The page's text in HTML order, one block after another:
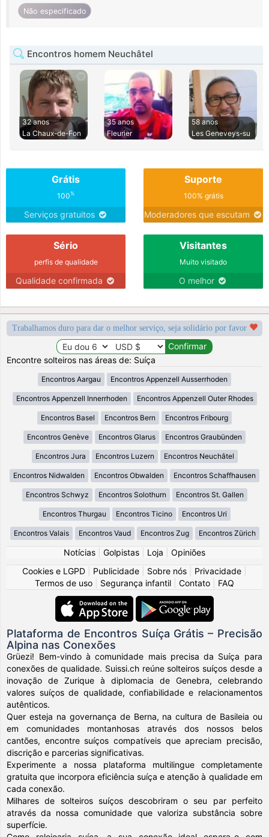
Não especificado
Encontros homem Neuchâtel
32 anos
La Chaux-de-Fon
35 anos
Fleurier
58 anos
Les Geneveys-su
Grátis
100%
Serviços gratuitos
Suporte
100% grátis
Moderadores que escutam
Sério
perfis de qualidade
Qualidade confirmada
Visitantes
Muito visitado
O melhor
Trabalhamos duro para dar o melhor serviço, seja solidário por favor
Encontre solteiros nas áreas de: Suíça
Encontros Aargau Encontros Appenzell Ausserrhoden
Encontros Appenzell Innerrhoden Encontros Appenzell Outer Rhodes
Encontros Basel Encontros Bern Encontros Fribourg
Encontros Genève Encontros Glarus Encontros Graubünden
Encontros Jura Encontros Luzern Encontros Neuchâtel
Encontros Nidwalden Encontros Obwalden Encontros Schaffhausen
Encontros Schwyz Encontros Solothurn Encontros St. Gallen
Encontros Thurgau Encontros Ticino Encontros Uri
Encontros Valais Encontros Vaud Encontros Zug Encontros Zürich
Notícias Golpistas Loja
Opiniões
Cookies e LGPD
Publicidade Sobre nós Privacidade
Termos de uso
Segurança infantil Contato FAQ
Plataforma de Encontros Suíça Grátis – Precisão
Alpina nas Conexões
Grüezi! Bem-vindo à comunidade mais precisa da Suíça para
conexões de qualidade. Suissi.ch reúne solteiros suíços desde a
inovação de Zurique à diplomacia de Genebra, celebrando
valores suíços de qualidade, confiabilidade e relacionamentos
autênticos.
Quer esteja na governança de Berna, na cultura de Basileia ou
em comunidades montanhosas através dos nossos belos
cantões, encontre suíços compatíveis que apreciam precisão,
discrição e parcerias significativas.
Experimente a nossa plataforma multilingue completamente
gratuita que incorpora eficiência suíça e atenção à qualidade em
cada conexão.
Milhares de solteiros suíços descobriram o seu par perfeito
através da nossa comunidade que valoriza substância sobre
superfície.